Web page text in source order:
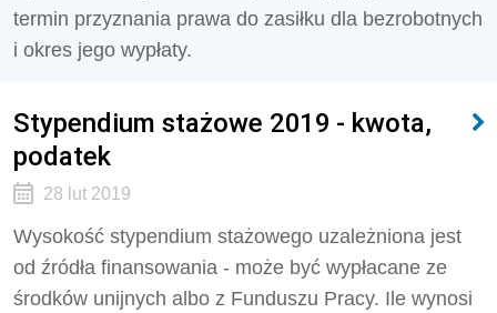
termin przyznania prawa do zasiłku dla bezrobotnych
i okres jego wypłaty.
Stypendium stażowe 2019 - kwota,
podatek
28 lut 2019
Wysokość stypendium stażowego uzależniona jest
od źródła finansowania - może być wypłacane ze
środków unijnych albo z Funduszu Pracy. Ile wynosi